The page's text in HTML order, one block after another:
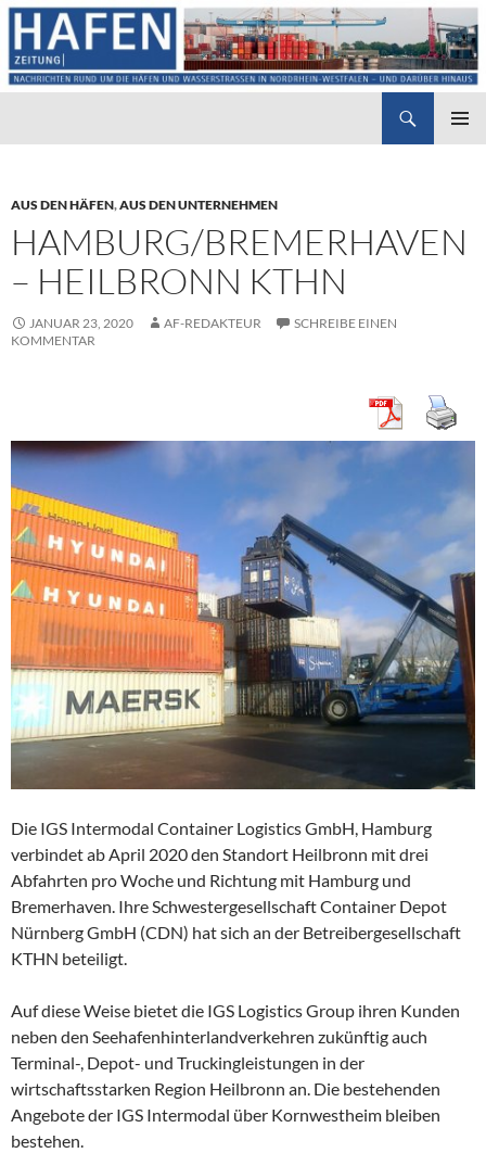
AUS DEN HÄFEN,AUS DEN UNTERNEHMEN
HAMBURG/BREMERHAVEN
– HEILBRONN KTHN
JANUAR 23, 2020 AF-REDAKTEUR
SCHREIBE EINEN
KOMMENTAR
Die IGS Intermodal Container Logistics GmbH, Hamburg
verbindet ab April 2020 den Standort Heilbronn mit drei
Abfahrten pro Woche und Richtung mit Hamburg und
Bremerhaven. Ihre Schwestergesellschaft Container Depot
Nürnberg GmbH (CDN) hat sich an der Betreibergesellschaft
KTHN beteiligt.
Auf diese Weise bietet die IGS Logistics Group ihren Kunden
neben den Seehafenhinterlandverkehren zukünftig auch
Terminal-, Depot- und Truckingleistungen in der
wirtschaftsstarken Region Heilbronn an. Die bestehenden
Angebote der IGS Intermodal über Kornwestheim bleiben
bestehen.